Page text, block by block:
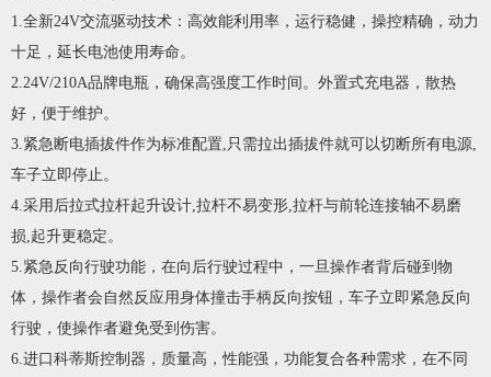
1.全新24V交流驱动技术：高效能利用率，运行稳健，操控精确，动力
十足，延长电池使用寿命。
2.24V/210A品牌电瓶，确保高强度工作时间。外置式充电器，散热
好，便于维护。
3.紧急断电插拔件作为标准配置,只需拉出插拔件就可以切断所有电源,
车子立即停止。
4.采用后拉式拉杆起升设计,拉杆不易变形,拉杆与前轮连接轴不易磨
损,起升更稳定。
5.紧急反向行驶功能，在向后行驶过程中，一旦操作者背后碰到物
体，操作者会自然反应用身体撞击手柄反向按钮，车子立即紧急反向
行驶，使操作者避免受到伤害。
6.进口科蒂斯控制器，质量高，性能强，功能复合各种需求，在不同